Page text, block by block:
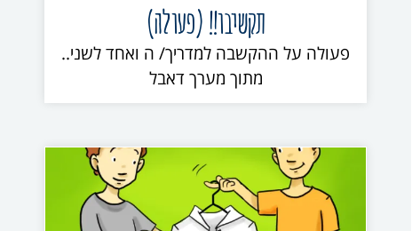
תקשיבו!! (פעולה)
פעולה על ההקשבה למדריך/ ה ואחד לשני..
מתוך מערך דאבל